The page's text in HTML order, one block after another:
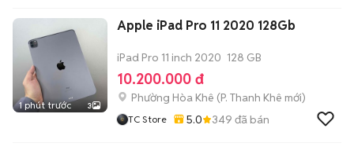
1 phút trước 3
Apple iPad Pro 11 2020 128Gb
iPad Pro 11 inch 2020 128 GB
10.200.000 đ
Phường Hòa Khê (P. Thanh Khê mới)
TC Store 5.0 349 đã bán